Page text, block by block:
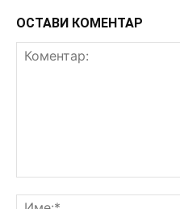
ОСТАВИ КОМЕНТАР